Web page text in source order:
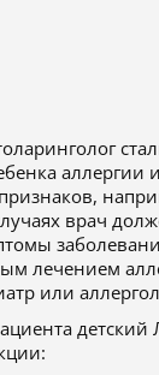
аллергии
врач
лечением
или